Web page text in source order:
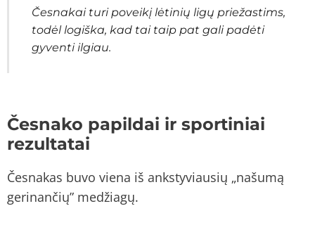
Česnakai turi poveikį lėtinių ligų priežastims,
todėl logiška, kad tai taip pat gali padėti
gyventi ilgiau.
Česnako papildai ir sportiniai
rezultatai
Česnakas buvo viena iš ankstyviausių „našumą
gerinančių” medžiagų.